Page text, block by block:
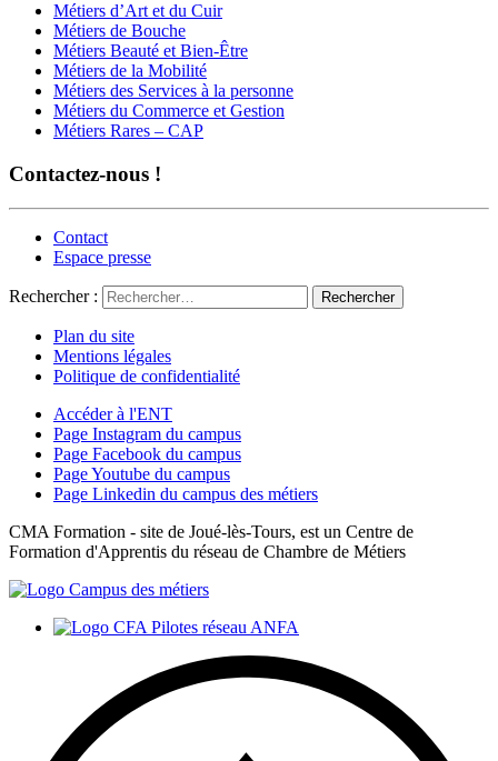
Métiers d’Art et du Cuir
Métiers de Bouche
Métiers Beauté et Bien-Être
Métiers de la Mobilité
Métiers des Services à la personne
Métiers du Commerce et Gestion
Métiers Rares – CAP
Contactez-nous !
Contact
Espace presse
Rechercher :
Plan du site
Mentions légales
Politique de confidentialité
Accéder à l'ENT
Page Instagram du campus
Page Facebook du campus
Page Youtube du campus
Page Linkedin du campus des métiers
CMA Formation - site de Joué-lès-Tours, est un Centre de
Formation d'Apprentis du réseau de Chambre de Métiers